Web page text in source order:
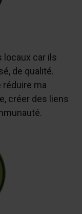
locaux car ils
de qualité.
ma
créer des liens